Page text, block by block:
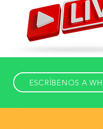
ESCRÍBENOS A